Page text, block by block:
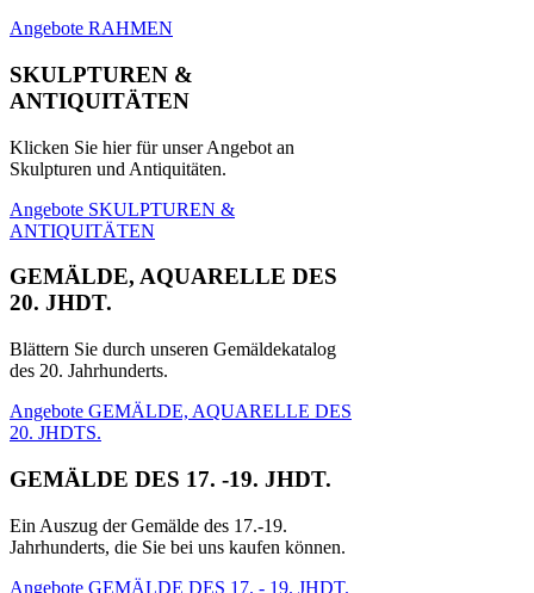
Angebote RAHMEN
SKULPTUREN &
ANTIQUITÄTEN
Klicken Sie hier für unser Angebot an
Skulpturen und Antiquitäten.
Angebote SKULPTUREN &
ANTIQUITÄTEN
GEMÄLDE, AQUARELLE DES
20. JHDT.
Blättern Sie durch unseren Gemäldekatalog
des 20. Jahrhunderts.
Angebote GEMÄLDE, AQUARELLE DES
20. JHDTS.
GEMÄLDE DES 17. -19. JHDT.
Ein Auszug der Gemälde des 17.-19.
Jahrhunderts, die Sie bei uns kaufen können.
Angebote GEMÄLDE DES 17. - 19. JHDT.